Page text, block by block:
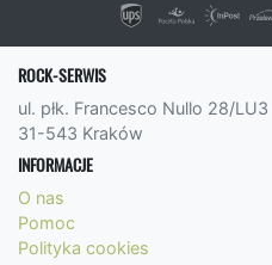
ROCK-SERWIS
ul. płk. Francesco Nullo 28/LU3
31-543 Kraków
INFORMACJE
O nas
Pomoc
Polityka cookies